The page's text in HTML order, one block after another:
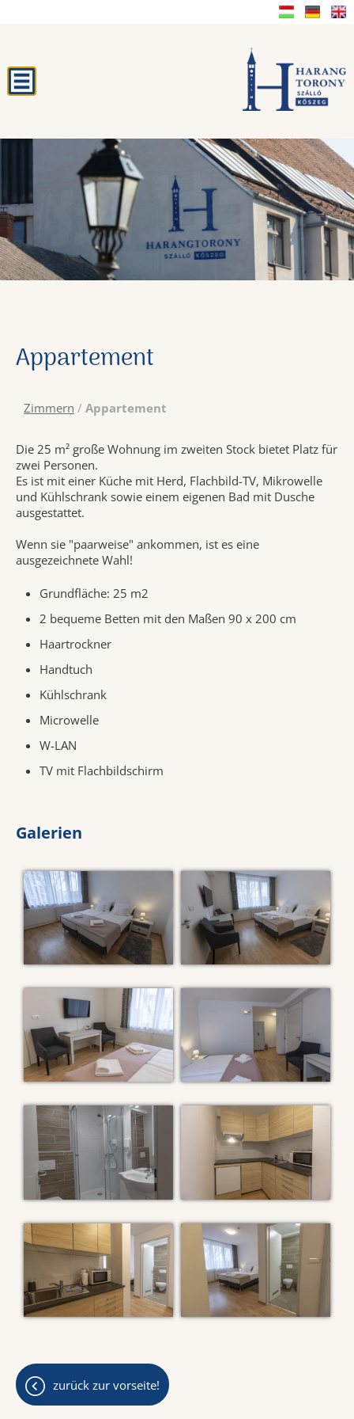
Appartement
Zimmern / Appartement
Die 25 m² große Wohnung im zweiten Stock bietet Platz für
zwei Personen.
Es ist mit einer Küche mit Herd, Flachbild-TV, Mikrowelle
und Kühlschrank sowie einem eigenen Bad mit Dusche
ausgestattet.
Wenn sie "paarweise" ankommen, ist es eine
ausgezeichnete Wahl!
Grundfläche: 25 m2
2 bequeme Betten mit den Maßen 90 x 200 cm
Haartrockner
Handtuch
Kühlschrank
Microwelle
W-LAN
TV mit Flachbildschirm
Galerien
zurück zur vorseite!